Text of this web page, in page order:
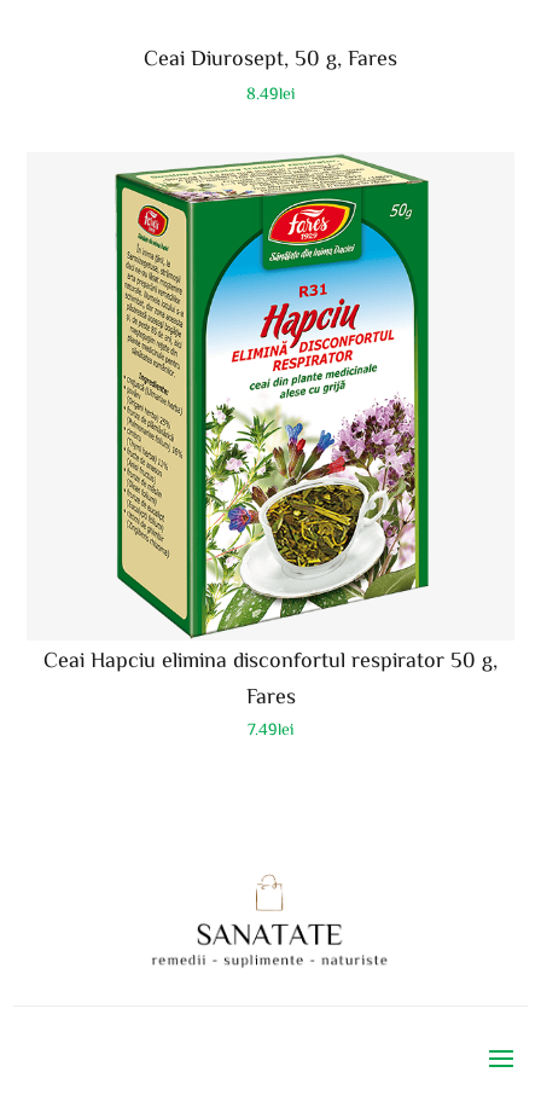
Ceai Diurosept, 50 g, Fares
8.49lei
Ceai Hapciu elimina disconfortul respirator 50 g,
Fares
7.49lei